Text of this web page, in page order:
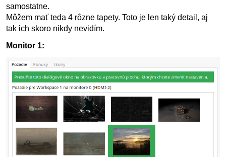
samostatne.
Môžem mať teda 4 rôzne tapety. Toto je len taký detail, aj
tak ich skoro nikdy nevidím.
Monitor 1: